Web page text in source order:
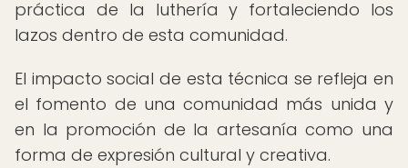
práctica de la luthería y fortaleciendo los
lazos dentro de esta comunidad.
El impacto social de esta técnica se refleja en
el fomento de una comunidad más unida y
en la promoción de la artesanía como una
forma de expresión cultural y creativa.